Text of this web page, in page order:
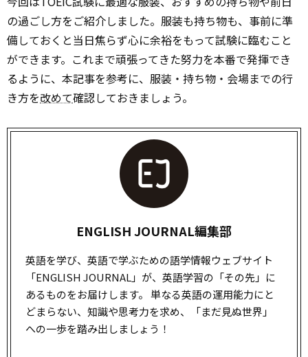
の過ごし方をご紹介しました。服装も持ち物も、事前に準
備しておくと当日焦らず心に余裕をもって試験に臨むこと
ができます。これまで頑張ってきた努力を本番で発揮でき
るように、本記事を参考に、服装・持ち物・会場までの行
き方を改めて確認しておきましょう。
ENGLISH JOURNAL編集部
英語を学び、英語で学ぶための語学情報ウェブサイト
「ENGLISH JOURNAL」が、英語学習の「その先」に
あるものをお届けします。 単なる英語の運用能力にと
どまらない、知識や思考力を求め、「まだ見ぬ世界」
への一歩を踏み出しましょう！